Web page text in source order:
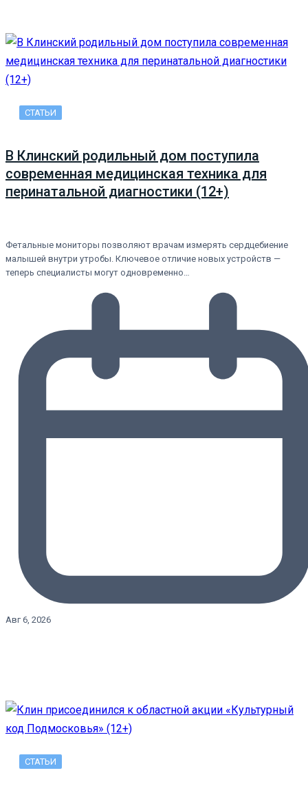
СТАТЬИ
В Клинский родильный дом поступила
современная медицинская техника для
перинатальной диагностики (12+)
Фетальные мониторы позволяют врачам измерять сердцебиение
малышей внутри утробы. Ключевое отличие новых устройств —
теперь специалисты могут одновременно…
Авг 6, 2026
СТАТЬИ